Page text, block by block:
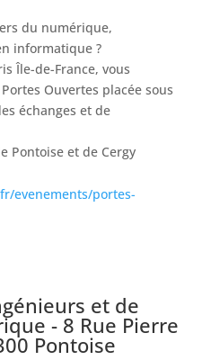
du numérique,
informatique ?
Île-de-France, vous
Ouvertes placée sous
échanges et de
Pontoise et de Cergy
evenements/portes-
et de
- 8 Rue Pierre
Pontoise